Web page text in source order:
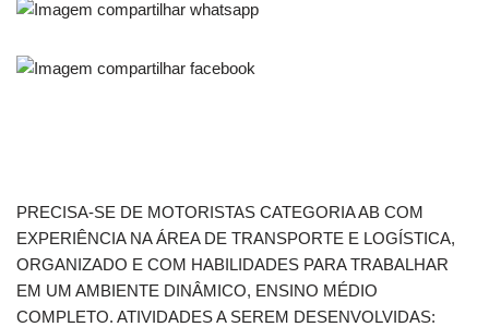
PRECISA-SE DE MOTORISTAS CATEGORIA AB COM
EXPERIÊNCIA NA ÁREA DE TRANSPORTE E LOGÍSTICA,
ORGANIZADO E COM HABILIDADES PARA TRABALHAR
EM UM AMBIENTE DINÂMICO, ENSINO MÉDIO
COMPLETO. ATIVIDADES A SEREM DESENVOLVIDAS: